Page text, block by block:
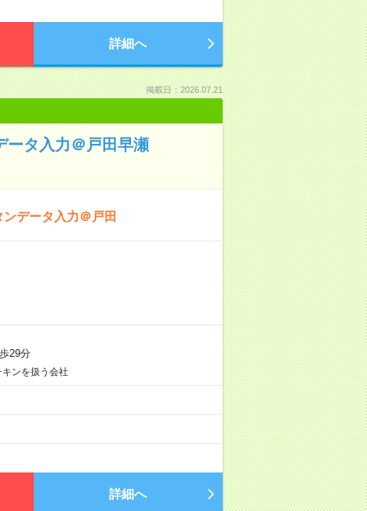
詳細へ
掲載日：2026.07.21
ータ入力＠戸田早瀬
データ入力＠戸田
29分
ンを扱う会社
詳細へ